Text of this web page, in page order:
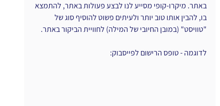
באתר. מיקרו-קופי מסייע לנו לבצע פעולות באתר, להתמצא
בו, להבין אותו טוב יותר ולעיתים פשוט להוסיף סוג של
"טוויסט" (במובן החיובי של המילה) לחוויית הביקור באתר.
לדוגמה - טופס הרישום לפייסבוק: